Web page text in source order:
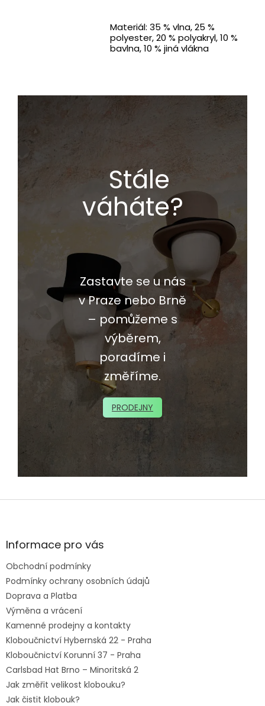
Materiál: 35 % vlna, 25 %
polyester, 20 % polyakryl, 10 %
bavlna, 10 % jiná vlákna
Stále
váháte?
Zastavte se u nás
v Praze nebo Brně
– pomůžeme s
výběrem,
poradíme i
změříme.
PRODEJNY
Z
aInformace pro vás
Obchodní podmínky
Podmínky ochrany osobních údajů
Doprava a Platba
Výměna a vrácení
Kamenné prodejny a kontakty
Kloboučnictví Hybernská 22 - Praha
Kloboučnictví Korunní 37 - Praha
Carlsbad Hat Brno – Minoritská 2
Jak změřit velikost klobouku?
Jak čistit klobouk?